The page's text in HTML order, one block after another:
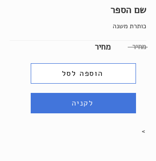
שם הספר
כותרת משנה
מחיר מחיר
הוספה לסל
לקניה
>